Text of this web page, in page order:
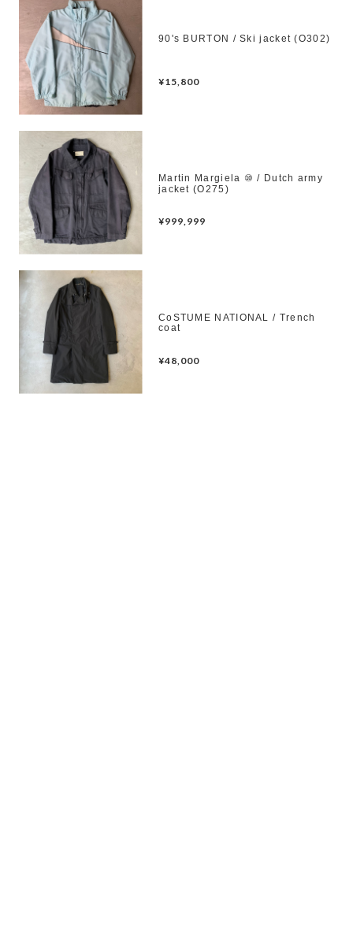
90's BURTON / Ski jacket (O302)
¥15,800
Martin Margiela ⑩ / Dutch army
jacket (O275)
¥999,999
CoSTUME NATIONAL / Trench
coat
¥48,000